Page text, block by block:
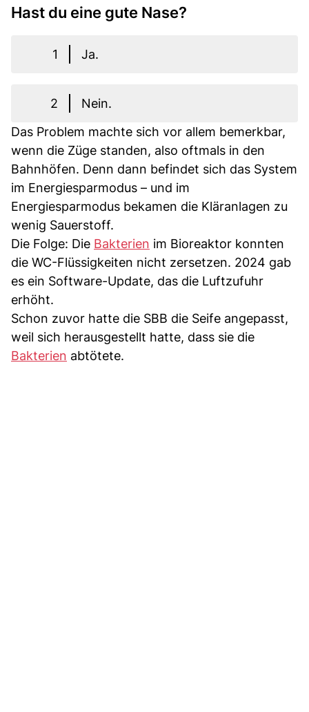
Hast du eine gute Nase?
1 Ja.
2
Nein.
Das Problem machte sich vor allem bemerkbar,
wenn die Züge standen, also oftmals in den
Bahnhöfen. Denn dann befindet sich das System
im Energiesparmodus – und im
Energiesparmodus bekamen die Kläranlagen zu
wenig Sauerstoff.
Die Folge: Die Bakterien im Bioreaktor konnten
die WC-Flüssigkeiten nicht zersetzen. 2024 gab
es ein Software-Update, das die Luftzufuhr
erhöht.
Schon zuvor hatte die SBB die Seife angepasst,
weil sich herausgestellt hatte, dass sie die
Bakterien abtötete.